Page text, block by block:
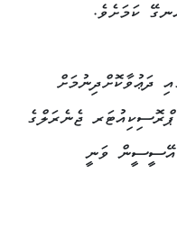
ކަމަށެވެ.
ދަޢުވާކޮށްދިނުމަށް
2025 ގައި ޕްރޮސިކިއުޓަރ ޖެނެރަލްގެ
އޭސީސީން ވަނީ